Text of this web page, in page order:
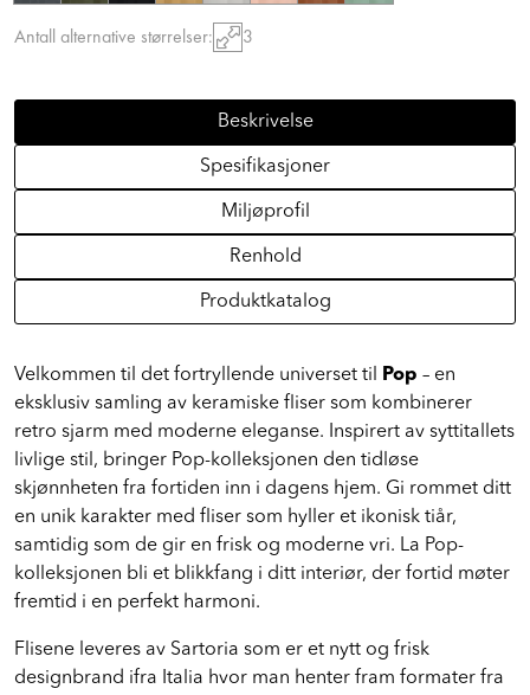
Antall alternative størrelser: 3
Beskrivelse
Spesifikasjoner
Miljøprofil
Renhold
Produktkatalog
Velkommen til det fortryllende universet til Pop – en
eksklusiv samling av keramiske fliser som kombinerer
retro sjarm med moderne eleganse. Inspirert av syttitallets
livlige stil, bringer Pop-kolleksjonen den tidløse
skjønnheten fra fortiden inn i dagens hjem. Gi rommet ditt
en unik karakter med fliser som hyller et ikonisk tiår,
samtidig som de gir en frisk og moderne vri. La Pop-
kolleksjonen bli et blikkfang i ditt interiør, der fortid møter
fremtid i en perfekt harmoni.
Flisene leveres av Sartoria som er et nytt og frisk
designbrand ifra Italia hvor man henter fram formater fra